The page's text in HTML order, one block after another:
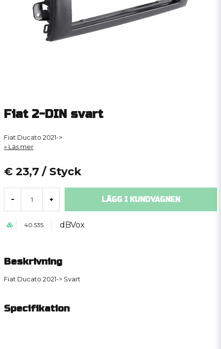
Fiat 2-DIN svart
Fiat Ducato 2021->
Läs mer
€ 23,7 / Styck
- + LÄGG I KUNDVAGNEN
40.535 dBVox
Beskrivning
Fiat Ducato 2021-> Svart
Specifikation